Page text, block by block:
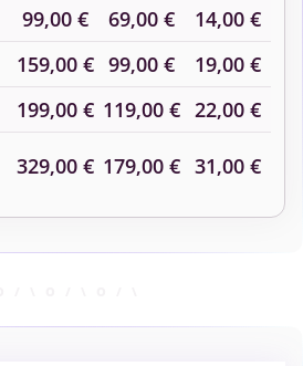
99,00 € 69,00 €
14,00 €
159,00 € 99,00 €
19,00 €
199,00 € 119,00 € 22,00 €
329,00 € 179,00 € 31,00 €